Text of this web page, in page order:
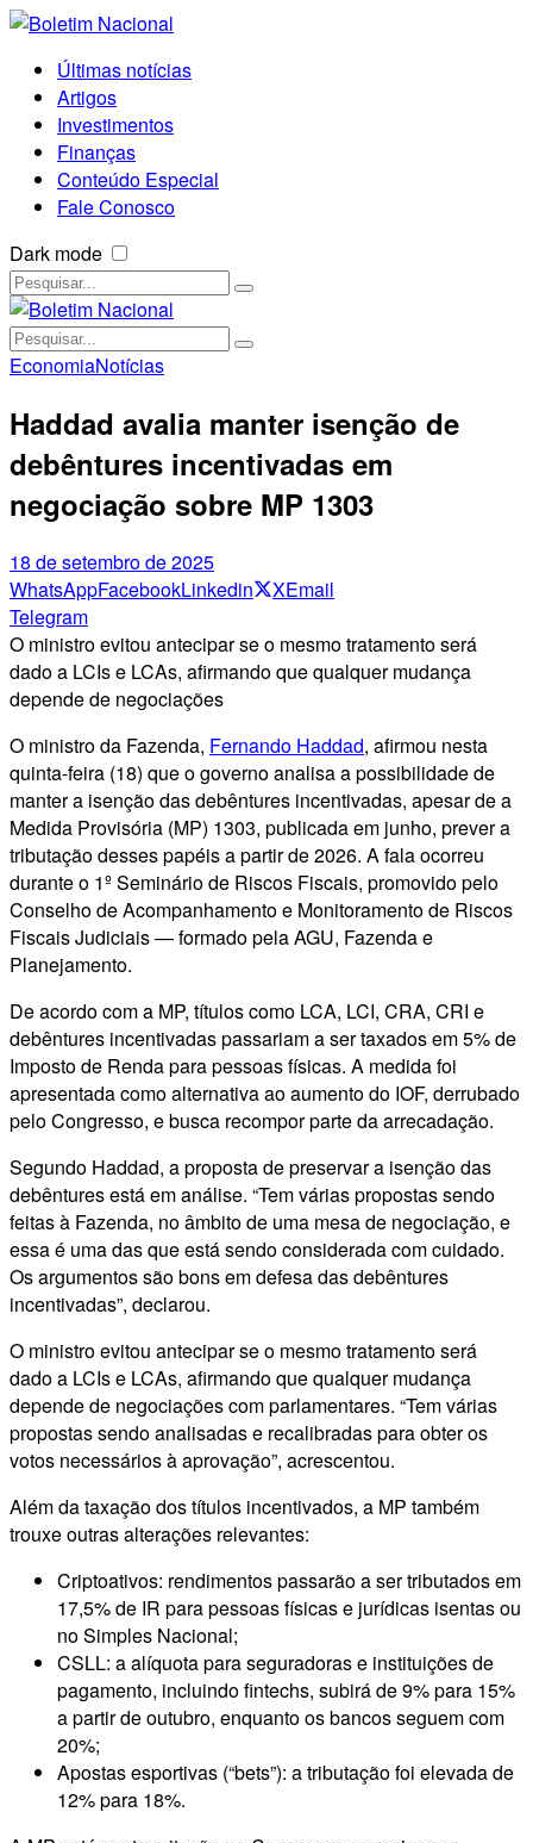
Últimas notícias
Artigos
Investimentos
Finanças
Conteúdo Especial
Fale Conosco
Dark mode
EconomiaNotícias
Haddad avalia manter isenção de
debêntures incentivadas em
negociação sobre MP 1303
18 de setembro de 2025
WhatsAppFacebookLinkedin XEmail
Telegram
O ministro evitou antecipar se o mesmo tratamento será
dado a LCIs e LCAs, afirmando que qualquer mudança
depende de negociações
O ministro da Fazenda, Fernando Haddad, afirmou nesta
quinta-feira (18) que o governo analisa a possibilidade de
manter a isenção das debêntures incentivadas, apesar de a
Medida Provisória (MP) 1303, publicada em junho, prever a
tributação desses papéis a partir de 2026. A fala ocorreu
durante o 1º Seminário de Riscos Fiscais, promovido pelo
Conselho de Acompanhamento e Monitoramento de Riscos
Fiscais Judiciais — formado pela AGU, Fazenda e
Planejamento.
De acordo com a MP, títulos como LCA, LCI, CRA, CRI e
debêntures incentivadas passariam a ser taxados em 5% de
Imposto de Renda para pessoas físicas. A medida foi
apresentada como alternativa ao aumento do IOF, derrubado
pelo Congresso, e busca recompor parte da arrecadação.
Segundo Haddad, a proposta de preservar a isenção das
debêntures está em análise. “Tem várias propostas sendo
feitas à Fazenda, no âmbito de uma mesa de negociação, e
essa é uma das que está sendo considerada com cuidado.
Os argumentos são bons em defesa das debêntures
incentivadas”, declarou.
O ministro evitou antecipar se o mesmo tratamento será
dado a LCIs e LCAs, afirmando que qualquer mudança
depende de negociações com parlamentares. “Tem várias
propostas sendo analisadas e recalibradas para obter os
votos necessários à aprovação”, acrescentou.
Além da taxação dos títulos incentivados, a MP também
trouxe outras alterações relevantes:
Criptoativos: rendimentos passarão a ser tributados em
17,5% de IR para pessoas físicas e jurídicas isentas ou
no Simples Nacional;
CSLL: a alíquota para seguradoras e instituições de
pagamento, incluindo fintechs, subirá de 9% para 15%
a partir de outubro, enquanto os bancos seguem com
20%;
Apostas esportivas (“bets”): a tributação foi elevada de
12% para 18%.